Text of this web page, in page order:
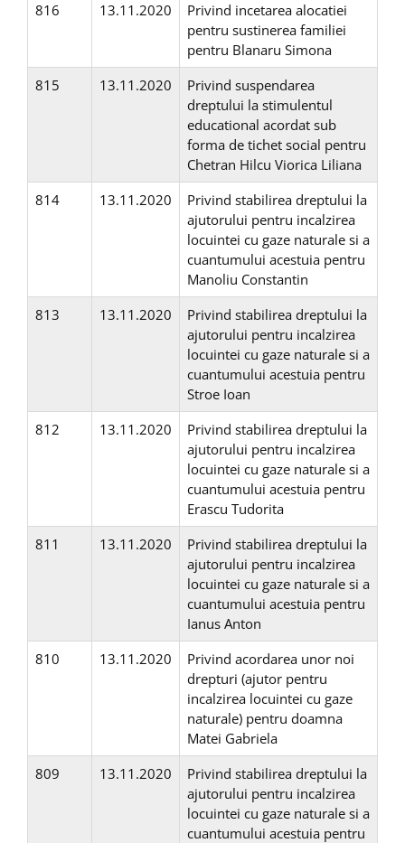
816
13.11.2020
Privind incetarea alocatiei
pentru sustinerea familiei
pentru Blanaru Simona
815
13.11.2020
Privind suspendarea
dreptului la stimulentul
educational acordat sub
forma de tichet social pentru
Chetran Hilcu Viorica Liliana
814
13.11.2020
Privind stabilirea dreptului la
ajutorului pentru incalzirea
locuintei cu gaze naturale si a
cuantumului acestuia pentru
Manoliu Constantin
813
13.11.2020
Privind stabilirea dreptului la
ajutorului pentru incalzirea
locuintei cu gaze naturale si a
cuantumului acestuia pentru
Stroe Ioan
812
13.11.2020
Privind stabilirea dreptului la
ajutorului pentru incalzirea
locuintei cu gaze naturale si a
cuantumului acestuia pentru
Erascu Tudorita
811
13.11.2020
Privind stabilirea dreptului la
ajutorului pentru incalzirea
locuintei cu gaze naturale si a
cuantumului acestuia pentru
Ianus Anton
810
13.11.2020
Privind acordarea unor noi
drepturi (ajutor pentru
incalzirea locuintei cu gaze
naturale) pentru doamna
Matei Gabriela
809
13.11.2020
Privind stabilirea dreptului la
ajutorului pentru incalzirea
locuintei cu gaze naturale si a
cuantumului acestuia pentru